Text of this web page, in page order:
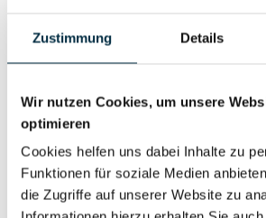
Zustimmung Details
Wir nutzen Cookies, um unsere
optimieren
Cookies helfen uns dabei Inhalte zu
Funktionen für soziale Medien
die Zugriffe auf unserer Website zu
Nutzer
Wirtschaftlich
Berechtigter